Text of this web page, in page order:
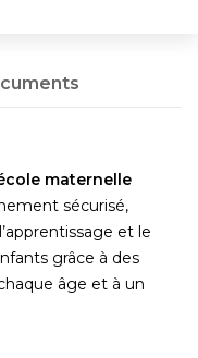
maternelle
sécurisé,
et le
grâce à des
âge et à un